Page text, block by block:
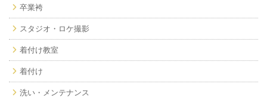
卒業袴
スタジオ・ロケ撮影
着付け教室
着付け
洗い・メンテナンス